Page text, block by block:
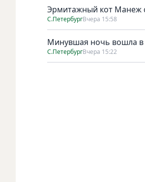
Эрмитажный кот Манеж
С.ПетербургВчера 15:58
Минувшая ночь вошла в
С.ПетербургВчера 15:22